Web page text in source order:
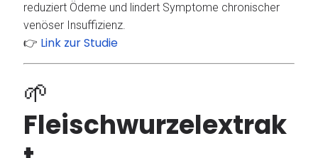
reduziert Ödeme und lindert Symptome chronischer
venöser Insuffizienz.
👉 Link zur Studie
🌱
Fleischwurzelextrak